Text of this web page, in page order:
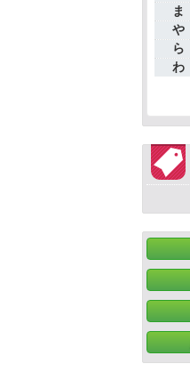
ま
や
ら
わ